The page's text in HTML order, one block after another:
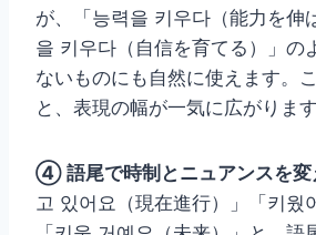
が、「능력을 키우다（能力を伸
을 키우다（自信を育てる）」の
ないものにも自然に使えます。
と、表現の幅が一気に広がります
④ 語尾で時制とニュアンスを変
고 있어요（現在進行）」「키웠